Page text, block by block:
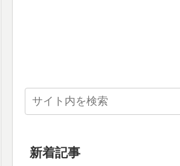
新着記事